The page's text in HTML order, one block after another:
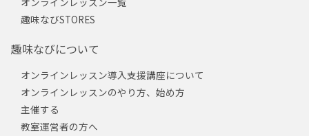
趣味なびSTORES
趣味なびについて
オンラインレッスン導入支援講座について
オンラインレッスンのやり方、始め方
主催する
教室運営者の方へ